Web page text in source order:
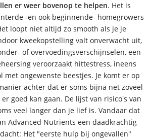
er weer bovenop te helpen. Het is
-en ook beginnende- homegrowers
loopt niet altijd zo smooth als je je
kweekopstelling valt onverwacht uit,
of overvoedingsverschijnselen, een
veroorzaakt hittestress, ineens
met ongewenste beestjes. Je komt er op
achter dat er soms bijna net zoveel
goed kan gaan. De lijst van risico's van
veel langer dan je lief is. Vandaar dat
Advanced Nutrients een daadkrachtig
Het "eerste hulp bij ongevallen"